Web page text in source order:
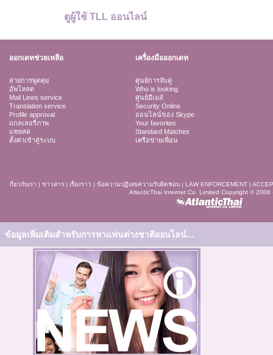
ดูผู้ใช้ TLL ออนไลน์
ออกเดทช่วยเหลือ เครื่องมือออกเดท
สายการพูดคุย
อัพโหลด
Mail Lines service
Translation service
Profile approval
แกลเลอรี่ภาพ
แชทสด
ตั้งค่าเข้าสู่ระบบ
ศูนย์การจับคู่
Who is looking
ศูนย์อีเมล์
Security Online
ออนไลน์ของ Skype
Your favorites
Standard Matches
เครือข่ายเพื่อน
กี่ยวกับเรา | ข่าวสาร| เรื่องราว | ข้อความปฏิเสธความรับผิดชอบ| LAW ENFORCEMENT|
AtlanticThai Internet Co. Limited Copyright © 2006
ข้อมูลเพิ่มเติมสำหรับการหาแฟนต่างชาติออนไลน์...